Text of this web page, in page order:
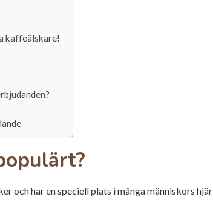
kaffeälskare!
och har en speciell plats i många människors